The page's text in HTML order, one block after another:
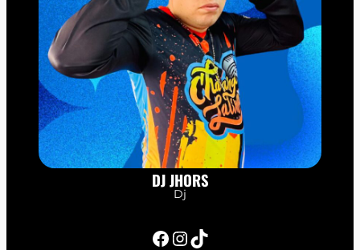
DJ JHORS
Dj
Facebook InstagramTikTok